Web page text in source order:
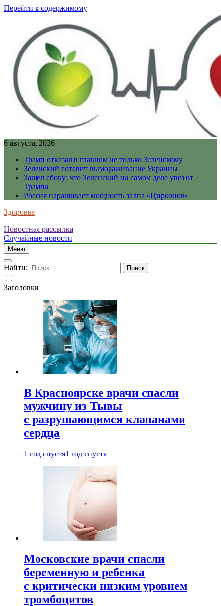
Перейти к содержимому
6 августа, 2026
Трамп отказал в главном не только Зеленскому
Зеленский готовит вымораживание Украины
Зашел сбоку: что Зеленский на самом деле увез от
Трампа
Россия наращивает мощность залпа «Цирконов»
Здоровье
Новостная рассылка
Случайные новости
Меню
Найти:
Заголовки
В Красноярске врачи спасли
мужчину из Тывы
с разрушающимся клапанами
сердца
1 год спустя1 год спустя
Московские врачи спасли
беременную и ребенка
с критически низким уровнем
тромбоцитов